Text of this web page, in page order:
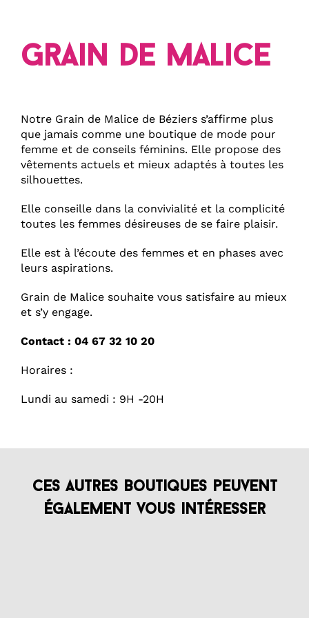
Grain de Malice
Notre Grain de Malice de Béziers s’affirme plus
que jamais comme une boutique de mode pour
femme et de conseils féminins. Elle propose des
vêtements actuels et mieux adaptés à toutes les
silhouettes.
Elle conseille dans la convivialité et la complicité
toutes les femmes désireuses de se faire plaisir.
Elle est à l’écoute des femmes et en phases avec
leurs aspirations.
Grain de Malice souhaite vous satisfaire au mieux
et s’y engage.
Contact : 04 67 32 10 20
Horaires :
Lundi au samedi : 9H -20H
Ces autres boutiques peuvent
également vous intéresser